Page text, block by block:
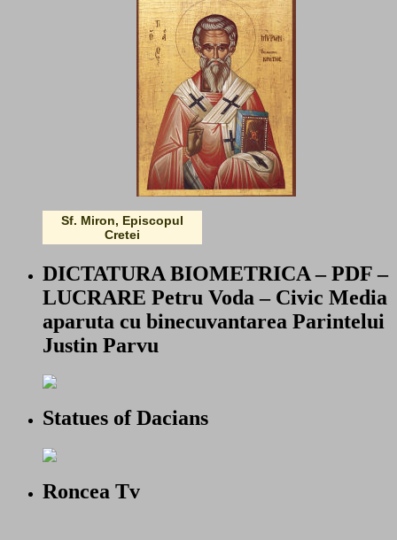
Sf. Miron, Episcopul
Cretei
DICTATURA BIOMETRICA – PDF –
LUCRARE Petru Voda – Civic Media
aparuta cu binecuvantarea Parintelui
Justin Parvu
Statues of Dacians
Roncea Tv